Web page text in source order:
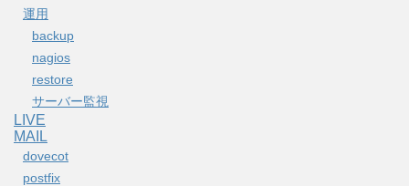
運用
backup
nagios
restore
サーバー監視
LIVE
MAIL
dovecot
postfix